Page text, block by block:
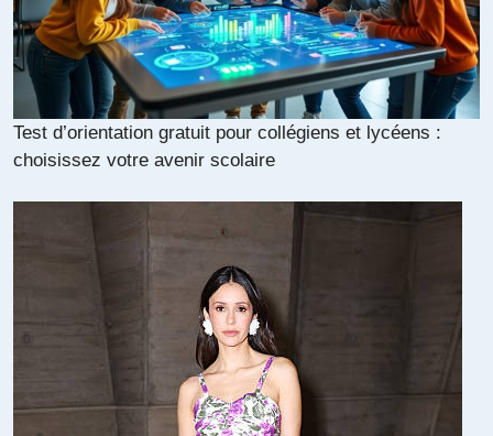
Test d’orientation gratuit pour collégiens et lycéens :
choisissez votre avenir scolaire